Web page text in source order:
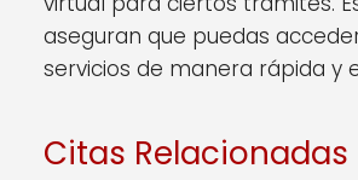
aseguran que puedas
servicios de manera rápida y
Citas Relacionadas